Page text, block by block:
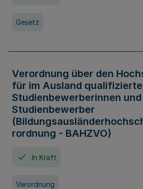
Gesetz
Verordnung über den
für im Ausland qualifizierte
Studienbewerberinnen und
Studienbewerber
rordnung - BAHZVO)
In Kraft
Verordnung